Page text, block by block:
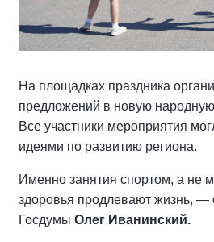
На площадках праздника
предложений в новую
Все участники мероприятия
идеями по развитию региона.
Именно занятия спортом, а не
здоровья продлевают жизнь, —
Госдумы Олег Иванинский.